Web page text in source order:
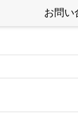
お問い